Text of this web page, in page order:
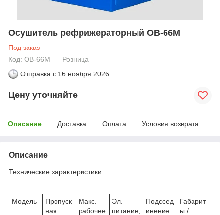
Осушитель рефрижераторный ОВ-66М
Под заказ
Код: ОВ-66М
Розница
Отправка с 16 ноября 2026
Цену уточняйте
Описание Доставка Оплата Условия возврата
Описание
Технические характеристики
Модель
Пропуск
ная
Макс.
рабочее
Эл.
питание,
Подсоед
инение
Габарит
ы /